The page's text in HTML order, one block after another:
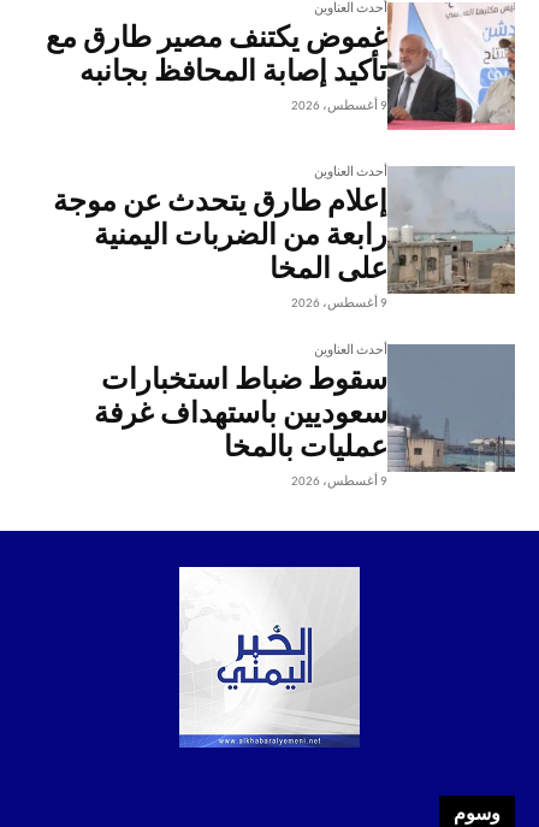
أحدث العناوين
غموض يكتنف مصير طارق مع
تأكيد إصابة المحافظ بجانبه
9 أغسطس، 2026
أحدث العناوين
إعلام طارق يتحدث عن موجة
رابعة من الضربات اليمنية
على المخا
9 أغسطس، 2026
أحدث العناوين
سقوط ضباط استخبارات
سعوديين باستهداف غرفة
عمليات بالمخا
9 أغسطس، 2026
وسوم